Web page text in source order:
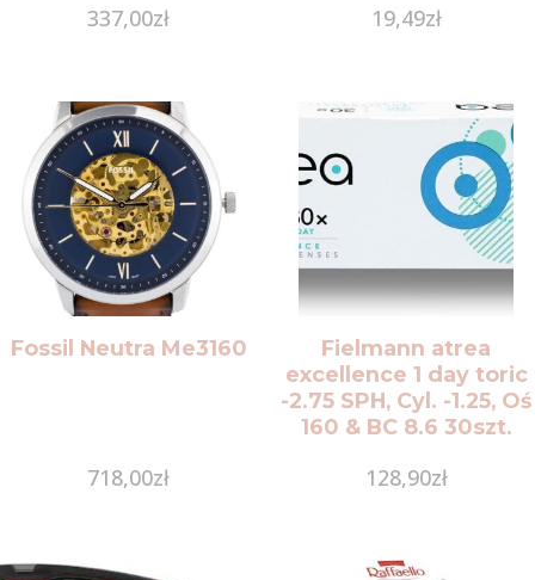
337,00zł 19,49zł
Fossil Neutra Me3160
718,00zł
Fielmann atrea
excellence 1 day toric
-2.75 SPH, Cyl. -1.25, Oś
160 & BC 8.6 30szt.
128,90zł